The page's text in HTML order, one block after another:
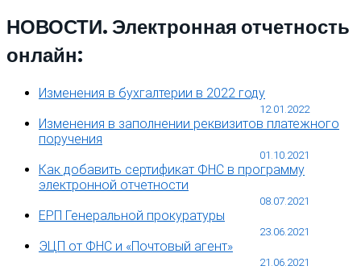
НОВОСТИ. Электронная отчетность
онлайн:
Изменения в бухгалтерии в 2022 году
12.01.2022
Изменения в заполнении реквизитов платежного
поручения
01.10.2021
Как добавить сертификат ФНС в программу
электронной отчетности
08.07.2021
ЕРП Генеральной прокуратуры
23.06.2021
ЭЦП от ФНС и «Почтовый агент»
21.06.2021